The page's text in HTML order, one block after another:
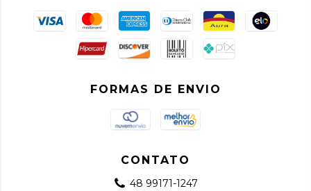
FORMAS DE ENVIO
CONTATO
48 99171-1247